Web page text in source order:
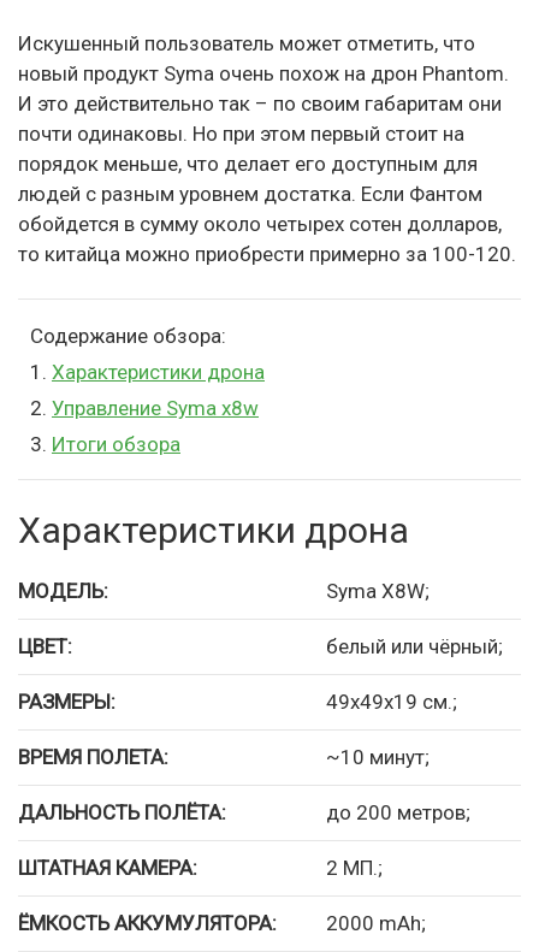
Искушенный пользователь может отметить, что
новый продукт Syma очень похож на дрон Phantom.
И это действительно так – по своим габаритам они
почти одинаковы. Но при этом первый стоит на
порядок меньше, что делает его доступным для
людей с разным уровнем достатка. Если Фантом
обойдется в сумму около четырех сотен долларов,
то китайца можно приобрести примерно за 100-120.
Содержание обзора:
1. Характеристики дрона
2. Управление Syma x8w
3. Итоги обзора
Характеристики дрона
МОДЕЛЬ: Syma X8W;
ЦВЕТ: белый или чёрный;
РАЗМЕРЫ: 49х49х19 см.;
ВРЕМЯ ПОЛЕТА: ~10 минут;
ДАЛЬНОСТЬ ПОЛЁТА: до 200 метров;
ШТАТНАЯ КАМЕРА: 2 МП.;
ЁМКОСТЬ АККУМУЛЯТОРА: 2000 mAh;